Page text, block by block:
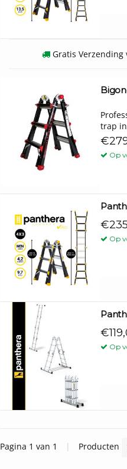
Gratis Verzending
trap
Op
Op
Op
Pagina 1 van 1 | Producten